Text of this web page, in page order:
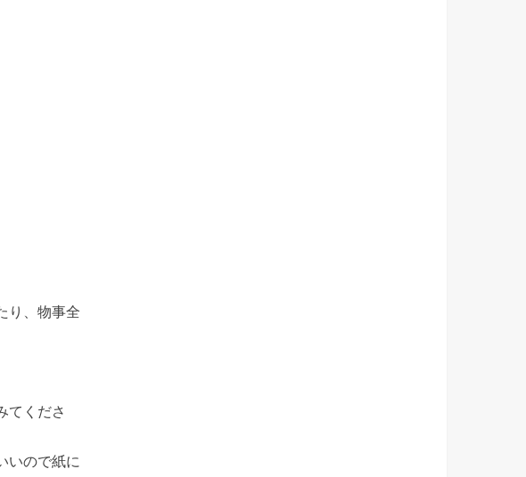
り、物事全
てくださ
いので紙に